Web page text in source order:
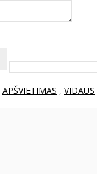
APŠVIETIMAS , VIDAUS